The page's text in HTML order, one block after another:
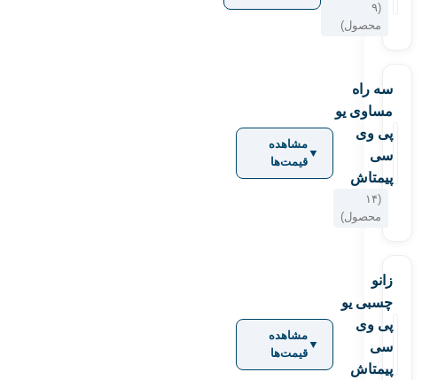
(۹
محصول)
سه راه
مساوی یو
پی وی
سی
پیمتاش
(۱۴
محصول)
▼
مشاهده
قیمت‌ها
زانو
چسبی یو
پی وی
سی
پیمتاش
▼
مشاهده
قیمت‌ها